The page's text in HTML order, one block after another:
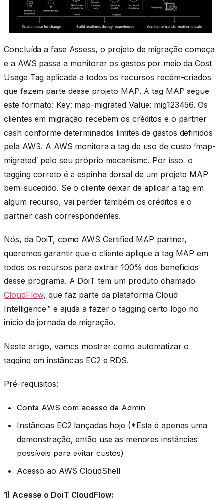
Concluída a fase Assess, o projeto de migração começa
e a AWS passa a monitorar os gastos por meio da Cost
Usage Tag aplicada a todos os recursos recém-criados
que fazem parte desse projeto MAP. A tag MAP segue
este formato: Key: map-migrated Value: mig123456. Os
clientes em migração recebem os créditos e o partner
cash conforme determinados limites de gastos definidos
pela AWS. A AWS monitora a tag de uso de custo ‘map-
migrated’ pelo seu próprio mecanismo. Por isso, o
tagging correto é a espinha dorsal de um projeto MAP
bem-sucedido. Se o cliente deixar de aplicar a tag em
algum recurso, vai perder também os créditos e o
partner cash correspondentes.
Nós, da DoiT, como AWS Certified MAP partner,
queremos garantir que o cliente aplique a tag MAP em
todos os recursos para extrair 100% dos benefícios
desse programa. A DoiT tem um produto chamado
CloudFlow, que faz parte da plataforma Cloud
Intelligence™ e ajuda a fazer o tagging certo logo no
início da jornada de migração.
Neste artigo, vamos mostrar como automatizar o
tagging em instâncias EC2 e RDS.
Pré-requisitos:
Conta AWS com acesso de Admin
Instâncias EC2 lançadas hoje (*Esta é apenas uma
demonstração, então use as menores instâncias
possíveis para evitar custos)
Acesso ao AWS CloudShell
1) Acesse o DoiT CloudFlow: